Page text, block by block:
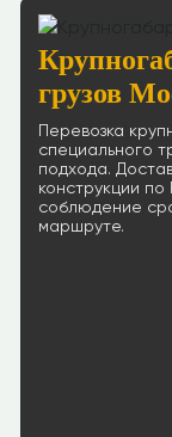
грузов
Перевозка
специального
подхода.
конструкции
соблюдение
маршруте.